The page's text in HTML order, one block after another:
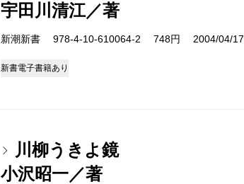
宇田川清江／著
新潮新書 978-4-10-610064-2 748円 2004/04/17
新書電子書籍あり
川柳うきよ鏡
小沢昭一／著